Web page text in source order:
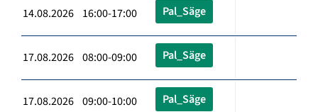
14.08.2026 16:00-17:00 Pal_Säge
17.08.2026 08:00-09:00 Pal_Säge
17.08.2026 09:00-10:00 Pal_Säge